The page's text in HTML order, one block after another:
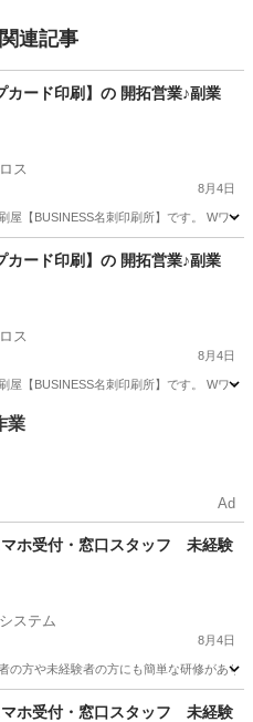
連記事
カード印刷】の 開拓営業♪副業
ス
8月4日
屋【BUSINESS名刺印刷所】です。 Wワ
カード印刷】の 開拓営業♪副業
ス
8月4日
屋【BUSINESS名刺印刷所】です。 Wワ
業
Ad
ホ受付・窓口スタッフ 未経験
ステム
8月4日
の方や未経験者の方にも簡単な研修があ
スタッフ
受付・窓口スタッフ 未経験